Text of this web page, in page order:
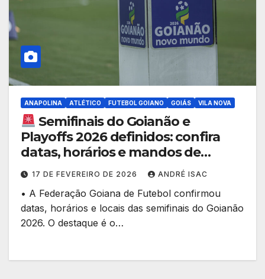
ANAPOLINA ATLÉTICO FUTEBOL GOIANO GOIÁS VILA NOVA
Semifinais do Goianão e
Playoffs 2026 definidos: confira
datas, horários e mandos de
campo
17 DE FEVEREIRO DE 2026 ANDRÉ ISAC
• A Federação Goiana de Futebol confirmou
datas, horários e locais das semifinais do Goianão
2026. O destaque é o…